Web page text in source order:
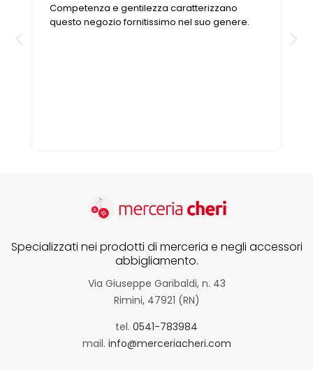
Competenza e gentilezza caratterizzano
questo negozio fornitissimo nel suo genere.
Specializzati nei prodotti di merceria e negli accessori
abbigliamento.
Via Giuseppe Garibaldi, n. 43
Rimini, 47921 (RN)
tel. 0541-783984
mail. info@merceriacheri.com